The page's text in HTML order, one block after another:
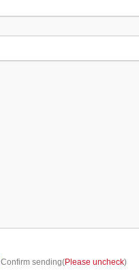
Confirm sending(Please uncheck)